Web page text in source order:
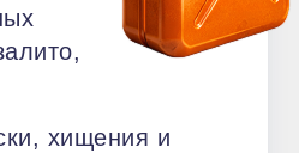
хищения и